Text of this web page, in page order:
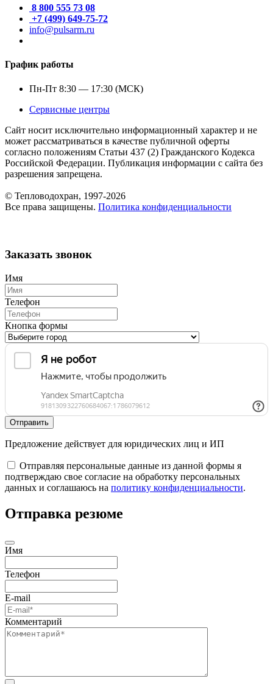
8 800 555 73 08
+7 (499) 649-75-72
info@pulsarm.ru
График работы
Пн-Пт 8:30 — 17:30 (МСК)
Сервисные центры
Сайт носит исключительно информационный характер и не
может рассматриваться в качестве публичной оферты
согласно положениям Статьи 437 (2) Гражданского Кодекса
Российской Федерации. Публикация информации с сайта без
разрешения запрещена.
© Тепловодохран, 1997-2026
Все права защищены. Политика конфиденциальности
Заказать звонок
Имя
Телефон
Кнопка формы
Отправить
Предложение действует для юридических лиц и ИП
Отправляя персональные данные из данной формы я
подтверждаю свое согласие на обработку персональных
данных и соглашаюсь на политику конфиденциальности.
Отправка резюме
Имя
Телефон
E-mail
Комментарий